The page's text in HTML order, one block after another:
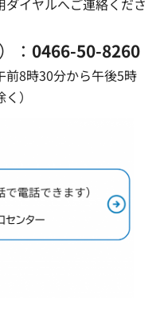
イヤルへご連絡くださ
： 0466-50-8260
8時30分から午後5時
）